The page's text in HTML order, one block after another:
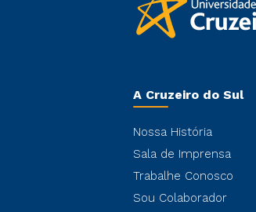
A Cruzeiro do Sul
Nossa História
Sala de Imprensa
Trabalhe Conosco
Sou Colaborador